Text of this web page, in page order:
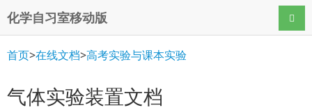
化学自习室移动版 导航
首页>在线文档>高考实验与课本实验
气体实验装置文档